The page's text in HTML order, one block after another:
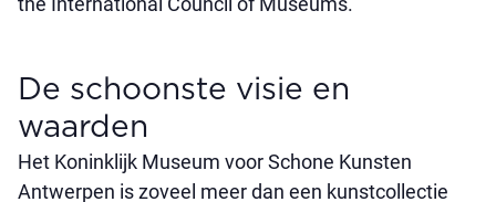
De schoonste visie en
waarden
Het Koninklijk Museum voor Schone Kunsten
Antwerpen is zoveel meer dan een kunstcollectie